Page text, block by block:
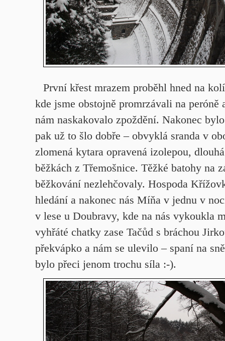
První křest mrazem proběhl hned na
kde jsme obstojně promrzávali na peróně
nám naskakovalo zpoždění. Nakonec
pak už to šlo dobře – obvyklá sranda v
zlomená kytara opravená izolepou,
běžkách z Třemošnice. Těžké batohy na
běžkování nezlehčovaly. Hospoda
hledání a nakonec nás Míňa v jednu v
v lese u Doubravy, kde na nás vykoukla
vyhřáté chatky zase Tačůd s bráchou
překvápko a nám se ulevilo – spaní na
bylo přeci jenom trochu síla :-).